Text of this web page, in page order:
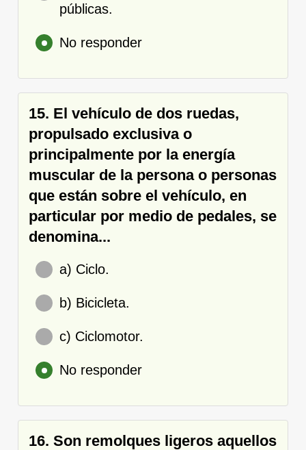
públicas.
No responder
15. El vehículo de dos ruedas,
propulsado exclusiva o
principalmente por la energía
muscular de la persona o personas
que están sobre el vehículo, en
particular por medio de pedales, se
denomina...
a) Ciclo.
b) Bicicleta.
c) Ciclomotor.
No responder
16. Son remolques ligeros aquellos